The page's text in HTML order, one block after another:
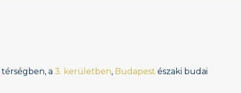
térségben, a 3. kerületben, Budapest északi budai